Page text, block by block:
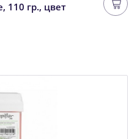
110 гр., цвет